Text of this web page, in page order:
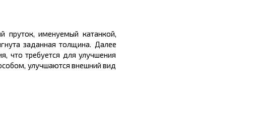
пруток, именуемый катанкой,
заданнаятолщина. Далее
что требуется для улучшения
улучшаются внешний вид